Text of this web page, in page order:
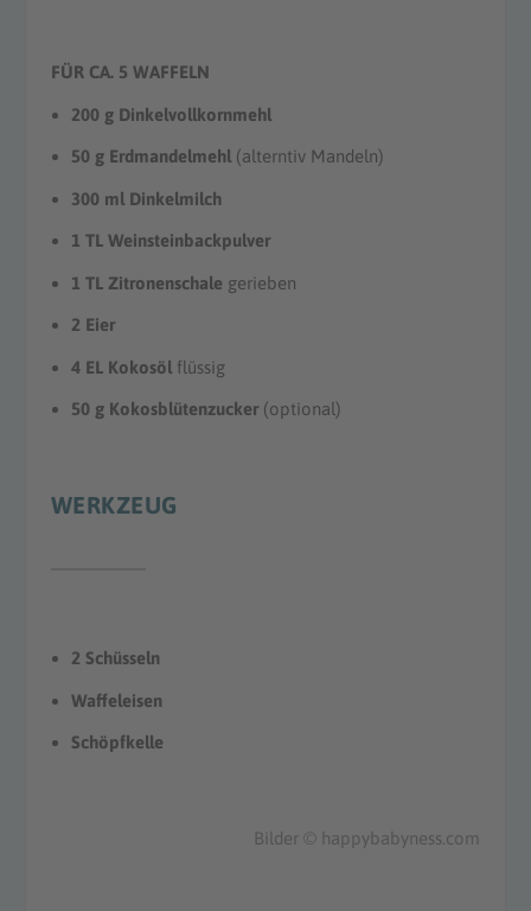
FÜR CA. 5 WAFFELN
200 g Dinkelvollkornmehl
50 g Erdmandelmehl (alterntiv Mandeln)
300 ml Dinkelmilch
1 TL Weinsteinbackpulver
1 TL Zitronenschale gerieben
2 Eier
4 EL Kokosöl flüssig
50 g Kokosblütenzucker(optional)
WERKZEUG
2 Schüsseln
Waffeleisen
Schöpfkelle
Bilder © happybabyness.com